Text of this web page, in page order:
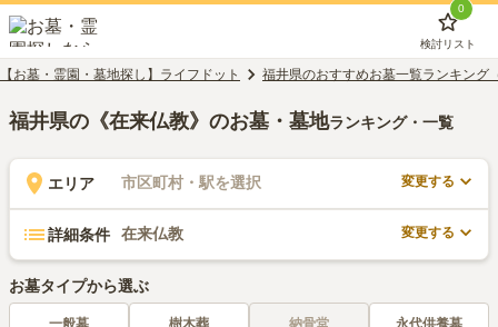
0
検討リスト
【お墓・霊園・墓地探し】ライフドット 福井県のおすすめお墓一覧ランキング
福井県の《在来仏教》のお墓・墓地ランキング・一覧
エリア 市区町村・駅を選択 変更する
詳細条件 在来仏教 変更する
お墓タイプから選ぶ
一般墓 樹木葬 納骨堂 永代供養墓